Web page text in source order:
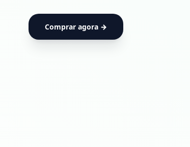
Comprar agora →